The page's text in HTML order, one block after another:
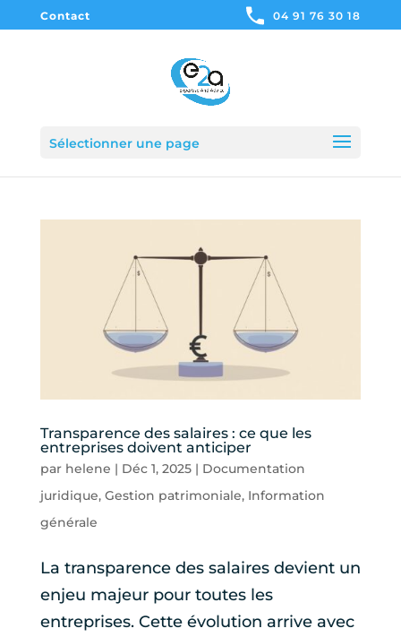
Contact 04 91 76 30 18
Sélectionner une page
Transparence des salaires : ce que les
entreprises doivent anticiper
par helene | Déc 1, 2025| Documentation
juridique, Gestion patrimoniale, Information
générale
La transparence des salaires devient un
enjeu majeur pour toutes les
entreprises. Cette évolution arrive avec